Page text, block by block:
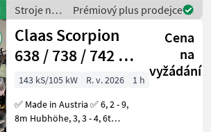
Bereifung 500/70 R24
Micheli
Stroje na
stavbu /
Case IH
Prémiový plus prodejce
Claas Scorpion
638 / 738 / 742 /
746 / 733 / 1033
Cena
na
vyžádání
143 kS/105 kW R. v. 2026
1 h
✅ Made in Austria ✅ 6, 2 - 9,
8m Hubhöhe, 3, 3 - 4, 6t